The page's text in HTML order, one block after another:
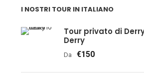
I NOSTRI TOUR IN ITALIANO
Tour privato di
Derry
Da €150